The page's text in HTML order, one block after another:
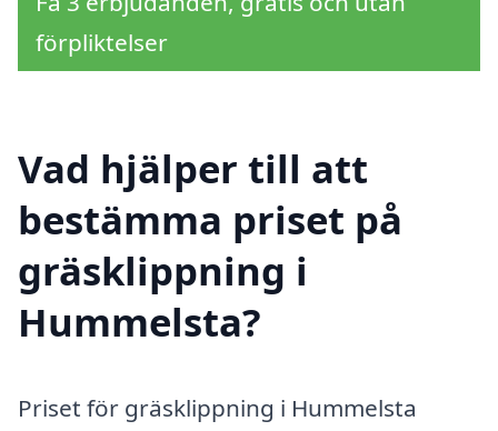
förpliktelser
Vad hjälper till att
bestämma priset på
gräsklippning i
Hummelsta?
Priset för gräsklippning i Hummelsta